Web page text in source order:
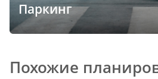
Паркинг
Похожие